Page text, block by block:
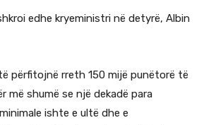
edhe kryeministri në detyrë, Albin
përfitojnë rreth 150 mijë punëtorë të
më shumë se një dekadë para
ishte e ultë dhe e